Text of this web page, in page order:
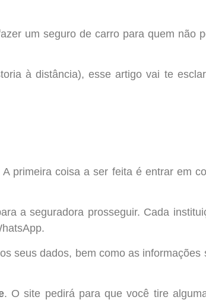
um seguro de carro para quem não
à distância), esse artigo vai te
primeira coisa a ser feita é entrar em
a seguradora prosseguir. Cada
seus dados, bem como as informações
. O site pedirá para que você tire